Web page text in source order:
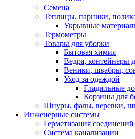
Семена
Теплицы, парники,
Укрывные
Термометры
Товары для уборки
Бытовая химия
Ведра, контейнеры
Веники, швабры,
Уход за одеждой
Гладильные
Корзины для
Шнуры, фалы, веревки,
Инженерные системы
Герметизация соединений
Система канализации